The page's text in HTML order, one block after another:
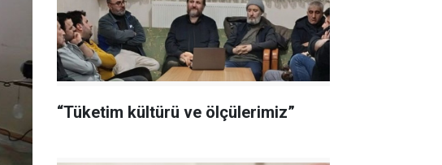
“Tüketim kültürü ve ölçülerimiz”